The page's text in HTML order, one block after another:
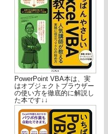
PowerPoint VBA本は、実
はオブジェクトブラウザー
の使い方を徹底的に解説し
た本です↓↓